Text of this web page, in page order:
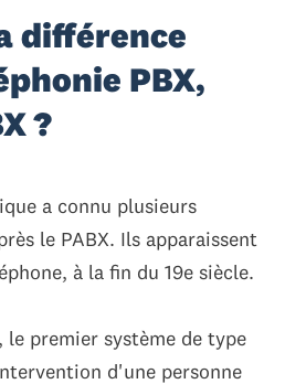
différence
PBX,
?
a connu plusieurs
le PABX. Ils apparaissent
à la fin du 19e siècle.
le premier système de type
d'une personne